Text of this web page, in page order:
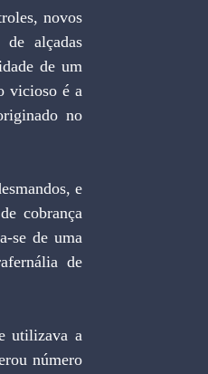
de alçadas
de um
vicioso é a
no
cobrança
se de uma
de
número